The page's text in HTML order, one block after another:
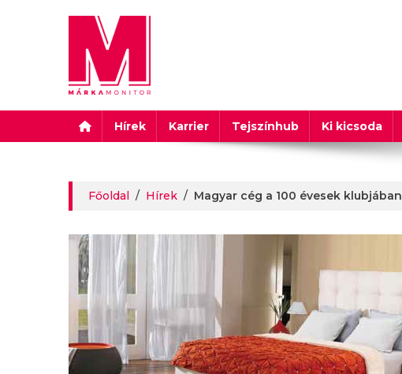
Márkamonitor
Hírek Karrier Tejszínhub Ki kicsoda
Főoldal / Hírek / Magyar cég a 100 évesek klubjában